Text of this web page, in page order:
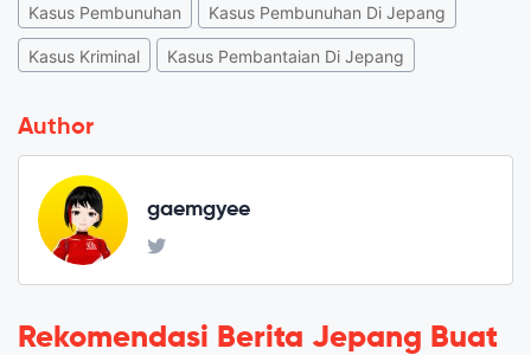
Kasus Pembunuhan Kasus Pembunuhan Di Jepang
Kasus Kriminal Kasus Pembantaian Di Jepang
Author
gaemgyee
Rekomendasi Berita Jepang Buat